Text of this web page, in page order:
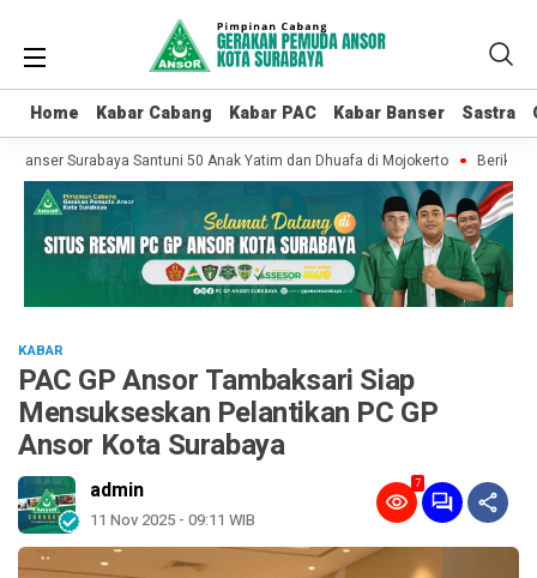
Home Kabar Cabang Kabar PAC Kabar Banser Sastra
Home Kabar Cabang Kabar PAC Kabar Banser Sastra
Surabaya Santuni 50 Anak Yatim dan Dhuafa di Mojokerto Berikut 15
KABAR
PAC GP Ansor Tambaksari Siap
Mensukseskan Pelantikan PC GP
Ansor Kota Surabaya
admin
11 Nov 2025 - 09:11 WIB
7